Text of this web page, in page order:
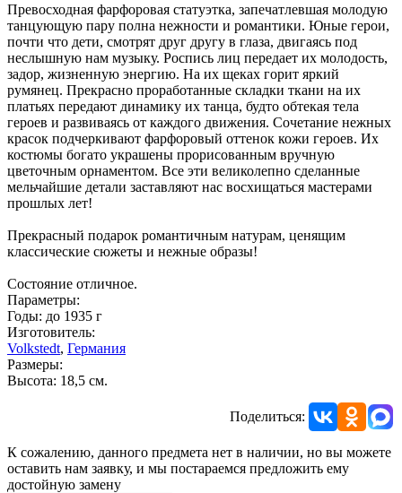
Превосходная фарфоровая статуэтка, запечатлевшая молодую
танцующую пару полна нежности и романтики. Юные герои,
почти что дети, смотрят друг другу в глаза, двигаясь под
неслышную нам музыку. Роспись лиц передает их молодость,
задор, жизненную энергию. На их щеках горит яркий
румянец. Прекрасно проработанные складки ткани на их
платьях передают динамику их танца, будто обтекая тела
героев и развиваясь от каждого движения. Сочетание нежных
красок подчеркивают фарфоровый оттенок кожи героев. Их
костюмы богато украшены прорисованным вручную
цветочным орнаментом. Все эти великолепно сделанные
мельчайшие детали заставляют нас восхищаться мастерами
прошлых лет!
Прекрасный подарок романтичным натурам, ценящим
классические сюжеты и нежные образы!
Состояние отличное.
Параметры:
Годы: до 1935 г
Изготовитель:
Volkstedt, Германия
Размеры:
Высота: 18,5 см.
Поделиться:
К сожалению, данного предмета нет в наличии, но вы можете
оставить нам заявку, и мы постараемся предложить ему
достойную замену